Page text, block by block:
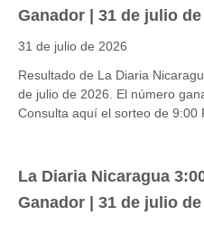
Ganador | 31 de julio de
31 de julio de 2026
Resultado de La Diaria
de julio de 2026. El número
Consulta aquí el sorteo de 9:00
La Diaria Nicaragua
Ganador | 31 de julio de